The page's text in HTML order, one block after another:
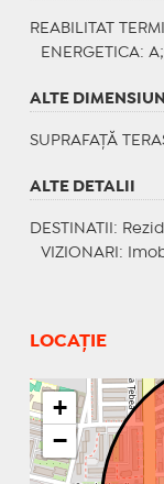
REABILITAT
ENERGETICA: A;
ALTE DIMENSIUNI
SUPRAFAȚĂ
ALTE DETALII
DESTINATII :
VIZIONARI :
LOCAȚIE
+
−